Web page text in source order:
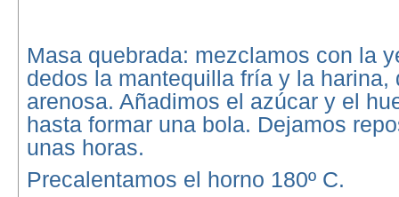
Masa quebrada: mezclamos con la
dedos la mantequilla fría y la harina,
arenosa. Añadimos el azúcar y el
hasta formar una bola. Dejamos
unas horas.
Precalentamos el horno 180º C.